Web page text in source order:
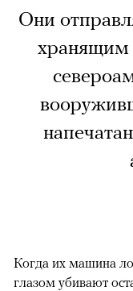
Они
хранящим
Когда их машина
глазом убивают